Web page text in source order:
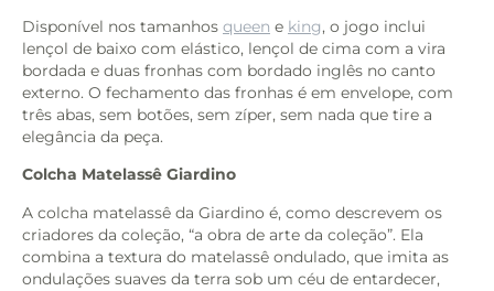
Disponível nos tamanhos queen e king, o jogo inclui
lençol de baixo com elástico, lençol de cima com a vira
bordada e duas fronhas com bordado inglês no canto
externo. O fechamento das fronhas é em envelope, com
três abas, sem botões, sem zíper, sem nada que tire a
elegância da peça.
Colcha Matelassê Giardino
A colcha matelassê da Giardino é, como descrevem os
criadores da coleção, “a obra de arte da coleção”. Ela
combina a textura do matelassê ondulado, que imita as
ondulações suaves da terra sob um céu de entardecer,